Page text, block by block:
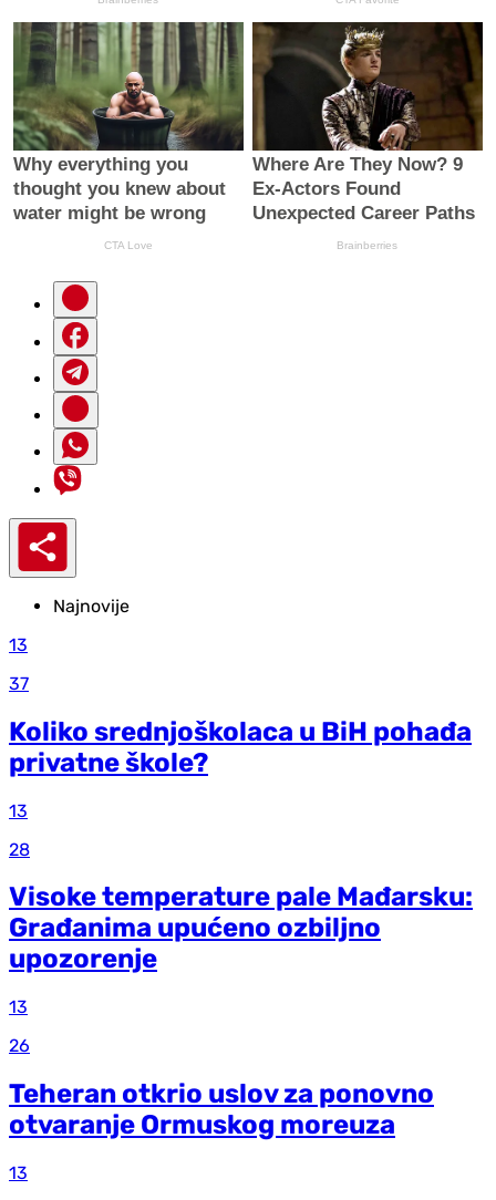
Najnovije
13
37
Koliko srednjoškolaca u BiH pohađa
privatne škole?
13
28
Visoke temperature pale Mađarsku:
Građanima upućeno ozbiljno
upozorenje
13
26
Teheran otkrio uslov za ponovno
otvaranje Ormuskog moreuza
13